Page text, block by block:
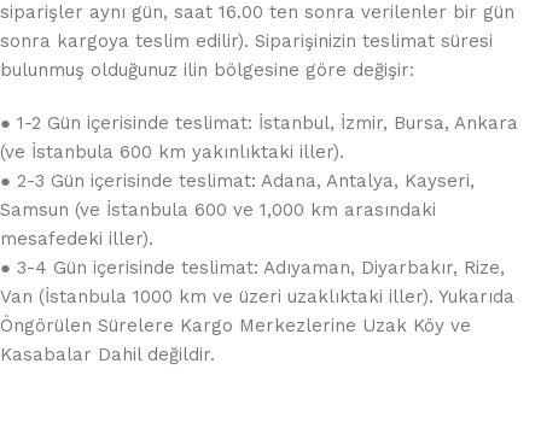
siparişler aynı gün, saat 16.00 ten sonra verilenler bir gün
sonra kargoya teslim edilir). Siparişinizin teslimat süresi
bulunmuş olduğunuz ilin bölgesine göre değişir:
● 1-2 Gün içerisinde teslimat: İstanbul, İzmir, Bursa, Ankara
(ve İstanbula 600 km yakınlıktaki iller).
● 2-3 Gün içerisinde teslimat: Adana, Antalya, Kayseri,
Samsun (ve İstanbula 600 ve 1,000 km arasındaki
mesafedeki iller).
● 3-4 Gün içerisinde teslimat: Adıyaman, Diyarbakır, Rize,
Van (İstanbula 1000 km ve üzeri uzaklıktaki iller). Yukarıda
Öngörülen Sürelere Kargo Merkezlerine Uzak Köy ve
Kasabalar Dahil değildir.